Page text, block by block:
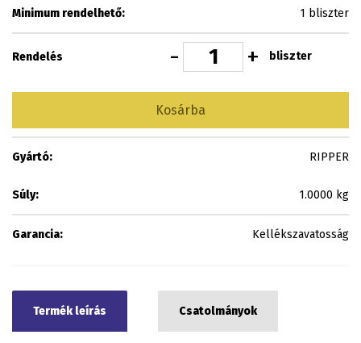
Minimum rendelhető: 1 bliszter
Rendelés - + bliszter
Kosárba
Gyártó: RIPPER
Súly: 1.0000 kg
Garancia: Kellékszavatosság
Termék leírás Csatolmányok